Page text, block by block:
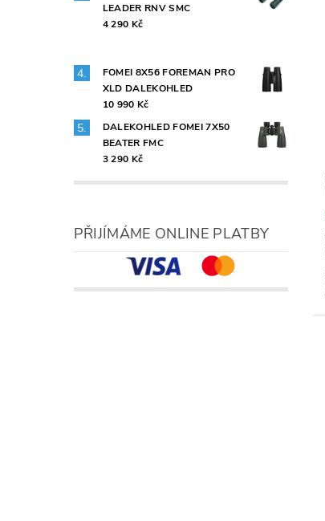
LEADER RNV SMC
4 290 Kč
FOMEI 8X56 FOREMAN PRO
XLD DALEKOHLED
10 990 Kč
DALEKOHLED FOMEI 7X50
BEATER FMC
3 290 Kč
PŘIJÍMÁME ONLINE PLATBY